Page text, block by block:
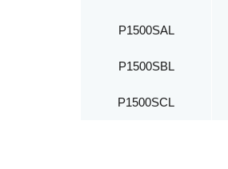
P1500SAL
P1500SBL
P1500SCL